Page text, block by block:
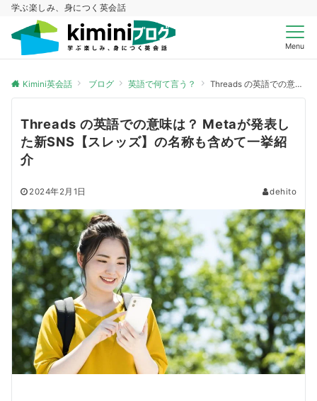
学ぶ楽しみ、身につく英会話
Menu
Kimini英会話 ブログ 英語で何て言う？ Threads の英語での意味は？ Metaが発表した新SNS【スレッズ】の名称も含めて一挙紹介
Threads の英語での意味は？ Metaが発表し
た新SNS【スレッズ】の名称も含めて一挙紹
介
2024年2月1日 dehito